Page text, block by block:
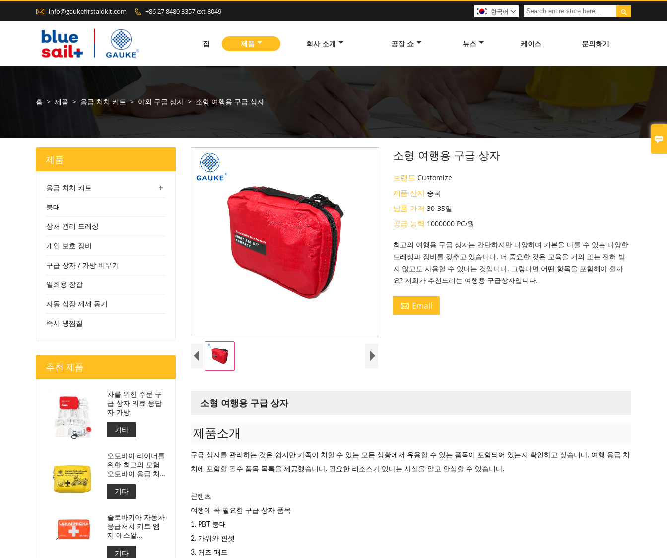

 info@gaukefirstaidkit.com  +86 27 8480 3357 ext 8049 
한국어 
집 제품 회사 소개 공장 쇼 뉴스 케이스 문의하기
홈 > 제품 > 응급 처치 키트 > 야외 구급 상자 > 소형 여행용 구급 상자
소형 여행용 구급 상자
브랜드Customize
제품 산지 중국
납품 가격30-35일
공급 능력 1000000 PC/월
최고의 여행용 구급 상자는 간단하지만 다양하며 기본을 다룰 수 있는 다양한
드레싱과 장비를 갖추고 있습니다. 더 중요한 것은 교육을 거의 또는 전혀 받
지 않고도 사용할 수 있다는 것입니다. 그렇다면 어떤 항목을 포함해야 할까
요? 저희가 추천드리는 여행용 구급상자입니다.
 Email
소형 여행용 구급 상자
제품소개
구급 상자를 관리하는 것은 쉽지만 가족이 처할 수 있는 모든 상황에서 유용할 수 있는 품목이 포함되어 있는지 확인하고 싶습니다. 여행 응급 처
치에 포함할 필수 품목 목록을 제공했습니다. 필요한 리소스가 있다는 사실을 알고 안심할 수 있습니다.
콘텐츠
여행에 꼭 필요한 구급 상자 품목
1. PBT 붕대
2. 가위와 핀셋
3. 거즈 패드
제품
+
응급 처치 키트
붕대
상처 관리 드레싱
개인 보호 장비
구급 상자 / 가방 비우기
일회용 장갑
자동 심장 제세 동기
즉시 냉찜질
추천 제품
차를 위한 주문 구
급 상자 의료 응답
자 가방
기타
오토바이 라이더를
위한 최고의 모험
오토바이 응급 처
치 키트
기타
슬로바키아 자동차
응급처치 키트 엠
지 에스알
143/2009년호
기타